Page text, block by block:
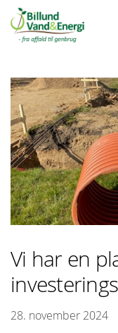
Vi har en
28. november 2024